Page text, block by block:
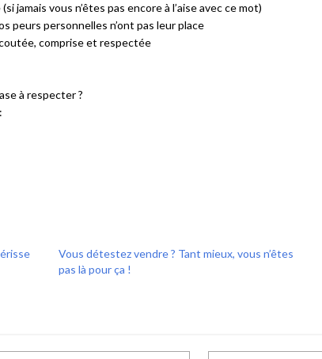
jamais vous n’êtes pas encore à l’aise avec ce mot)​
peurs personnelles n’ont pas leur place​
comprise et respectée​
à respecter ?​
Vous détestez vendre ? Tant mieux, vous n’êtes
pas là pour ça !